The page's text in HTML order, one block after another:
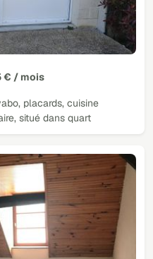
€ / mois
placards, cuisine
situé dans quart